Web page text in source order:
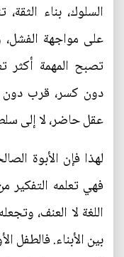
السلوك، بناء
على مواجهة الفشل،
تصبح المهمة أكثر
دون كسر، قرب دون
عقل حاضر، لا إلى
لهذا فإن الأبوة
فهي تعلمه التفكير
اللغة لا العنف،
بين الأبناء. فالطفل